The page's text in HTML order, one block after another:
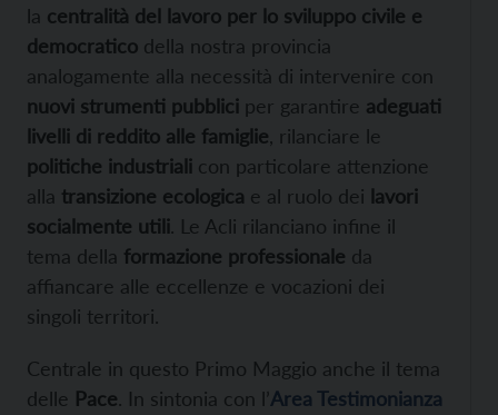
la centralità del lavoro per lo sviluppo civile e
democratico della nostra provincia
analogamente alla necessità di intervenire con
nuovi strumenti pubblici per garantire adeguati
livelli di reddito alle famiglie , rilanciare le
politiche industriali con particolare attenzione
alla transizione ecologica e al ruolo dei lavori
socialmente utili. Le Acli rilanciano infine il
tema della formazione professionale da
affiancare alle eccellenze e vocazioni dei
singoli territori.
Centrale in questo Primo Maggio anche il tema
delle Pace. In sintonia con l’Area Testimonianza